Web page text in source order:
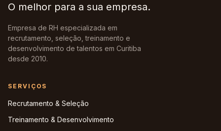
O melhor para a sua empresa.
Empresa de RH especializada em
recrutamento, seleção, treinamento e
desenvolvimento de talentos em Curitiba
desde 2010.
SERVIÇOS
Recrutamento & Seleção
Treinamento & Desenvolvimento